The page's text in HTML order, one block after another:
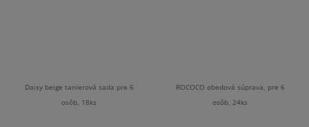
Daisy beige tanierová sada pre 6
osôb, 18ks
ROCOCO obedová súprava, pre 6
osôb, 24ks